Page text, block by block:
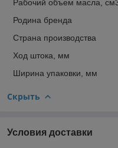
Рабочий объем масла,
Родина бренда
Страна производства
Ход штока, мм
Ширина упаковки, мм
Скрыть
Условия доставки